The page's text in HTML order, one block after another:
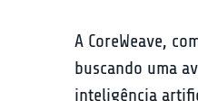
A CoreWeave,
buscando uma
inteligência